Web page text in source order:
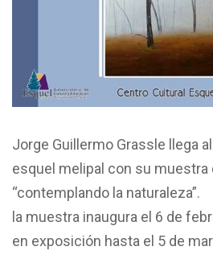
Jorge Guillermo Grassle llega
esquel melipal con su muestra
“contemplando la naturaleza”.
la muestra inaugura el 6 de
en exposición hasta el 5 de